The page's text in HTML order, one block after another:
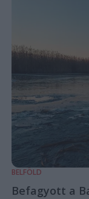
BELFÖLD
Befagyott a